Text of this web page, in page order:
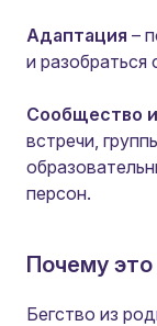
Адаптация –
и разобраться
Сообщество
встречи,
персон.
Почему
Бегство из